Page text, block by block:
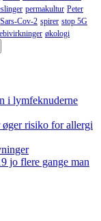
permakultur Peter
Sars-Cov-2 spirer stop 5G
økologi
i lymfeknuderne
risiko for allergi
jo flere gange man